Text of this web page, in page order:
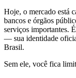
Hoje, o mercado está
bancos e órgãos
serviços importantes.
— sua identidade
Brasil.
Sem ele, você fica